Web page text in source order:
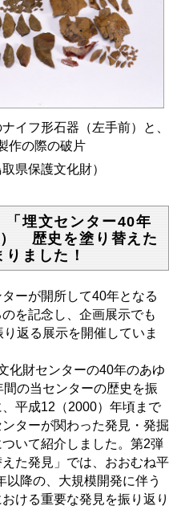
イフ形石器（左手前）と、
作の際の破片
取県保護文化財）
埋文センター40年
歴史を塗り替えた
ました！
ーが開所して40年となる
を記念し、企画展示でも
返る展示を開催していま
化財センターの40年のあゆ
の当センターの歴史を振
平成12（2000）年頃まで
ターが関わった発見・発掘
いて紹介しました。第2弾
えた発見」では、おおむね平
以降の、大規模開発に伴う
ける重要な発見を振り返り